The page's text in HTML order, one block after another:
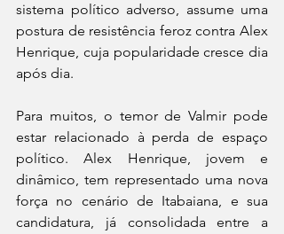
sistema político adverso, assume uma
postura de resistência feroz contra Alex
Henrique, cuja popularidade cresce dia
após dia.
Para muitos, o temor de Valmir pode
estar relacionado à perda de espaço
político. Alex Henrique, jovem e
dinâmico, tem representado uma nova
força no cenário de Itabaiana, e sua
candidatura, já consolidada entre a